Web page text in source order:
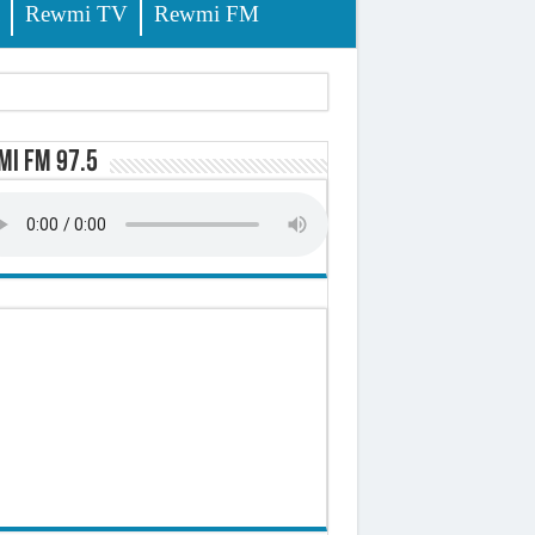
Rewmi TV Rewmi FM
FM 97.5